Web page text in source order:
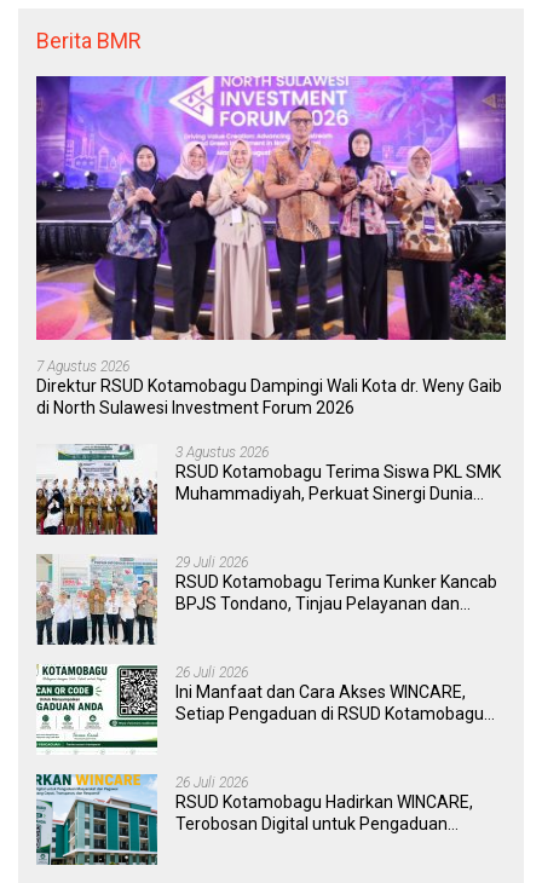
Berita BMR
7 Agustus 2026
Direktur RSUD Kotamobagu Dampingi Wali Kota dr. Weny Gaib
di North Sulawesi Investment Forum 2026
3 Agustus 2026
RSUD Kotamobagu Terima Siswa PKL SMK
Muhammadiyah, Perkuat Sinergi Dunia
29 Juli 2026
RSUD Kotamobagu Terima Kunker Kancab
BPJS Tondano, Tinjau Pelayanan dan
26 Juli 2026
Ini Manfaat dan Cara Akses WINCARE,
Setiap Pengaduan di RSUD Kotamobagu
26 Juli 2026
RSUD Kotamobagu Hadirkan WINCARE,
Terobosan Digital untuk Pengaduan